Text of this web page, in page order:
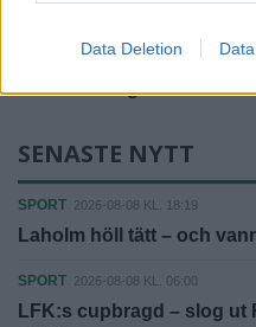
Data Deletion
Fler E-tidningar
SENASTE NYTT
SPORT 2026-08-08 KL. 18:19
Laholm höll tätt – och
SPORT 2026-08-08 KL. 06:00
LFK:s cupbragd – slog ut